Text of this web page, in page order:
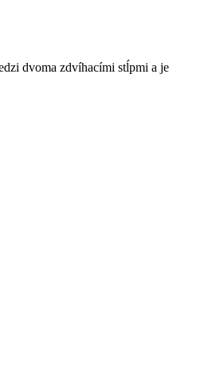
dvoma zdvíhacími stĺpmi a je